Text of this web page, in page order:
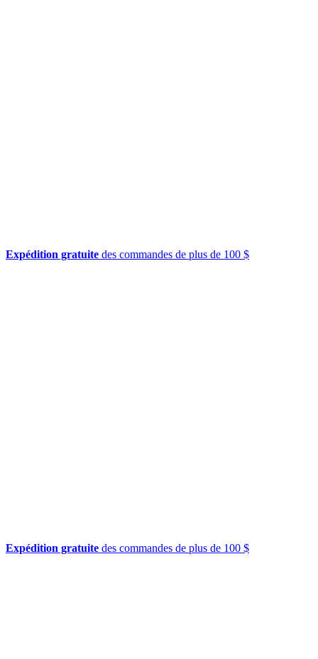
Expédition gratuite des commandes de plus de 100 $
Expédition gratuite des commandes de plus de 100 $